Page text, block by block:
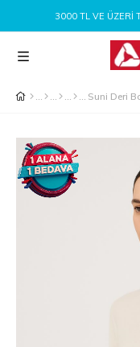
3000 TL VE ÜZERI